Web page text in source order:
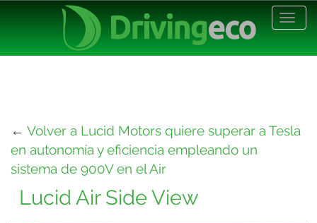
← Volver a Lucid Motors quiere superar a Tesla
en autonomía y eficiencia empleando un
sistema de 900V en el Air
Lucid Air Side View